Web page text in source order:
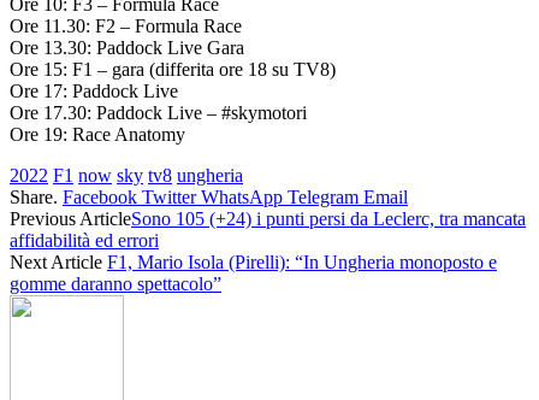
Ore 11.30: F2 – Formula Race
Ore 13.30: Paddock Live Gara
Ore 15: F1 – gara (differita ore 18 su TV8)
Ore 17: Paddock Live
Ore 17.30: Paddock Live – #skymotori
Ore 19: Race Anatomy
2022 F1 now sky tv8 ungheria
Share. Facebook Twitter WhatsApp Telegram Email
Previous ArticleSono 105 (+24) i punti persi da Leclerc, tra mancata
affidabilità ed errori
Next Article F1, Mario Isola (Pirelli): “In Ungheria monoposto e
gomme daranno spettacolo”